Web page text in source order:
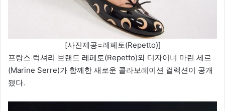
[사진제공=레페토(Repetto)]
프랑스 럭셔리 브랜드 레페토(Repetto)와 디자이너 마린 세르
(Marine Serre)가 함께한 새로운 콜라보레이션 컬렉션이 공개
됐다.